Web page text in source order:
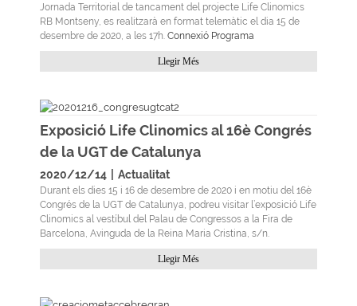
Jornada Territorial de tancament del projecte Life Clinomics
RB Montseny, es realitzarà en format telemàtic el dia 15 de
desembre de 2020, a les 17h. Connexió Programa
Llegir Més
Exposició Life Clinomics al 16è Congrés
de la UGT de Catalunya
2020/12/14 Actualitat
Durant els dies 15 i 16 de desembre de 2020 i en motiu del 16è
Congrés de la UGT de Catalunya, podreu visitar l’exposició Life
Clinomics al vestíbul del Palau de Congressos a la Fira de
Barcelona, Avinguda de la Reina Maria Cristina, s/n.
Llegir Més